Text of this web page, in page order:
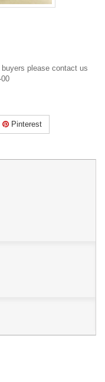
please contact us
Pinterest